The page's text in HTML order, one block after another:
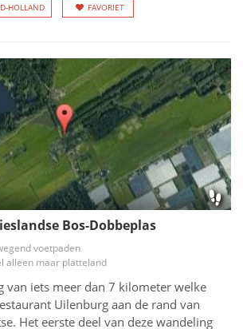
HOLLAND FAVORIET
Bos-Dobbeplas
voetpaden
alleen maar platteland
van iets meer dan 7 kilometer welke
Uilenburg aan de rand van
Het eerste deel van deze wandeling